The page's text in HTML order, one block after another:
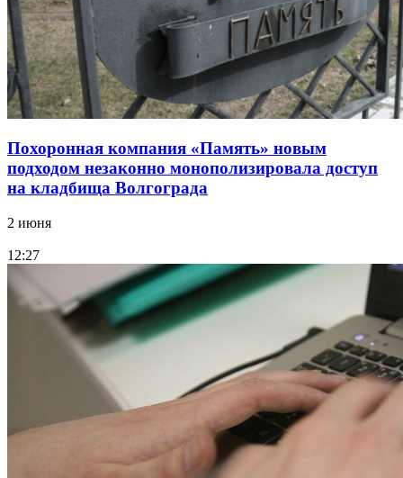
Похоронная компания «Память» новым
подходом незаконно монополизировала доступ
на кладбища Волгограда
2 июня
12:27